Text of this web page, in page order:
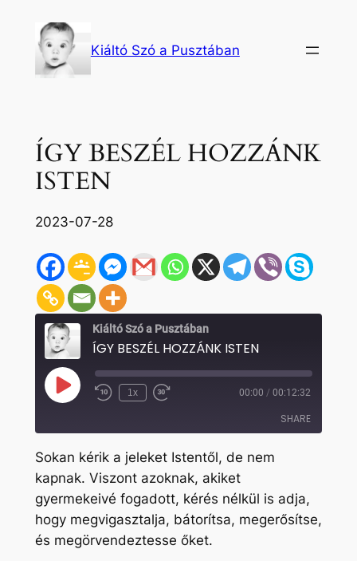
tartalomhoz
Kiáltó Szó a Pusztában
ÍGY BESZÉL HOZZÁNK
ISTEN
2023-07-28
Kiáltó Szó a Pusztában
ÍGY BESZÉL HOZZÁNK ISTEN
Play
Episode Rewind
1x
Fast
seconds
00:00 / 00:12:32
SHARE
SHARE
LINK
EMBED
Sokan kérik a jeleket Istentől, de nem
kapnak. Viszont azoknak, akiket
gyermekeivé fogadott, kérés nélkül is adja,
hogy megvigasztalja, bátorítsa, megerősítse,
és megörvendeztesse őket.